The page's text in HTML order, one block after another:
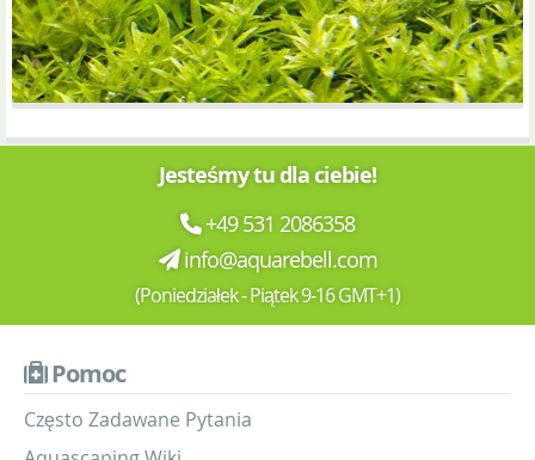
Jesteśmy tu dla ciebie!
+49 531 2086358
info@aquarebell.com
(Poniedziałek - Piątek 9-16 GMT+1)
Pomoc
Często Zadawane Pytania